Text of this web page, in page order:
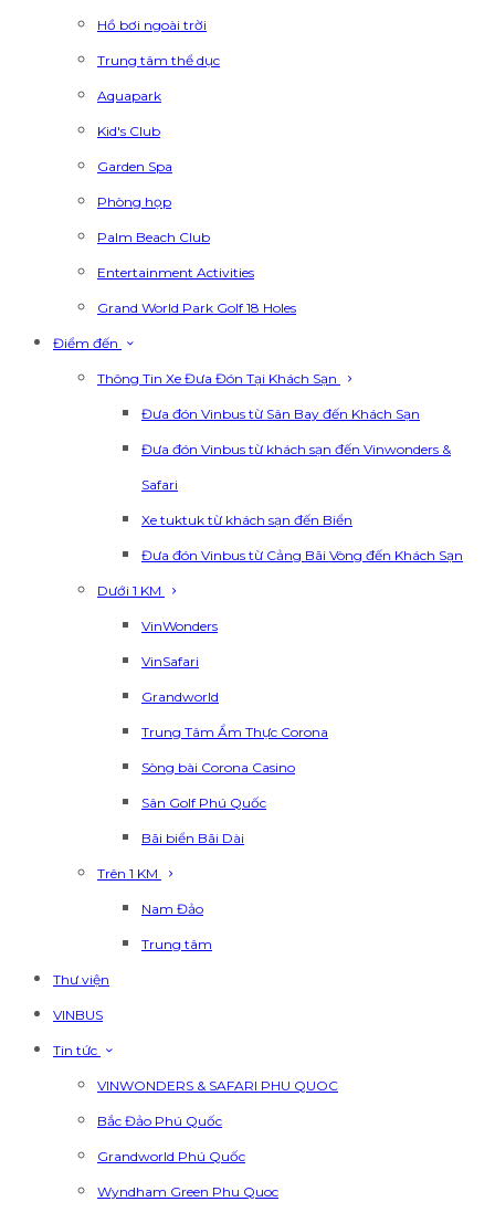
Hồ bơi ngoài trời
Trung tâm thể dục
Aquapark
Kid's Club
Garden Spa
Phòng họp
Palm Beach Club
Entertainment Activities
Grand World Park Golf 18 Holes
Điểm đến
Thông Tin Xe Đưa Đón Tại Khách Sạn
Đưa đón Vinbus từ Sân Bay đến Khách Sạn
Đưa đón Vinbus từ khách sạn đến Vinwonders &
Safari
Xe tuktuk từ khách sạn đến Biển
Đưa đón Vinbus từ Cảng Bãi Vòng đến Khách Sạn
Dưới 1 KM
VinWonders
VinSafari
Grandworld
Trung Tâm Ẩm Thực Corona
Sòng bài Corona Casino
Sân Golf Phú Quốc
Bãi biển Bãi Dài
Trên 1 KM
Nam Đảo
Trung tâm
Thư viện
VINBUS
Tin tức
VINWONDERS & SAFARI PHU QUOC
Bắc Đảo Phú Quốc
Grandworld Phú Quốc
Wyndham Green Phu Quoc